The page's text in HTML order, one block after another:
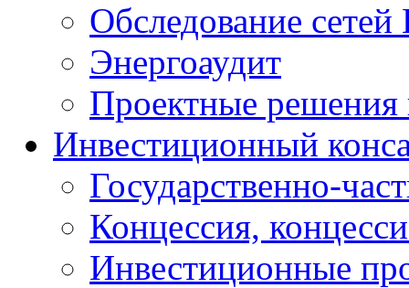
Обследование
Энергоаудит
Проектные решения
Инвестиционный
Государственно-
Концессия,
Инвестиционные